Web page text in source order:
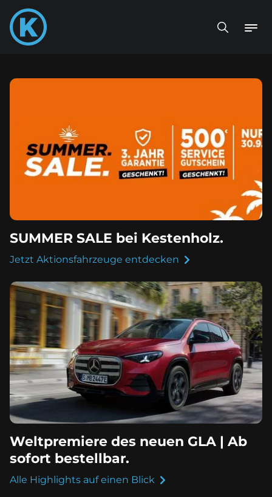
SUMMER SALE bei Kestenholz.
Jetzt Aktionsfahrzeuge entdecken
Weltpremiere des neuen GLA | Ab
sofort bestellbar.
Alle Highlights auf einen Blick